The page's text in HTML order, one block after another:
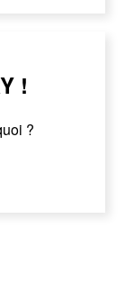
!
?